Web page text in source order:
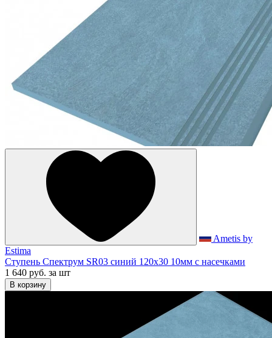
Ametis by
Estima
Ступень Спектрум SR03 синий 120x30 10мм с насечками
1 640 руб. за шт
В корзину